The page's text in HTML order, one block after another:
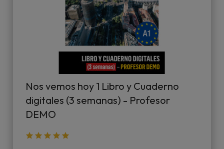
Nos vemos hoy 1 Libro y Cuaderno
digitales (3 semanas) - Profesor
DEMO